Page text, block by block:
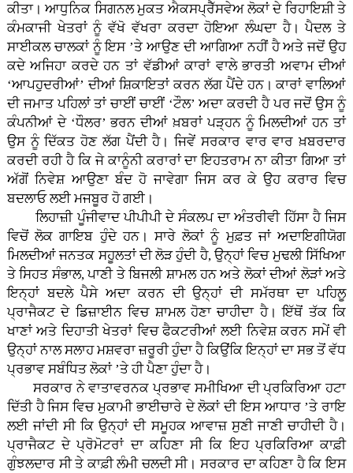
ਕੀਤਾ। ਆਧੁਨਿਕ ਸਿਗਨਲ ਮੁਕਤ ਐਕਸਪ੍ਰੈੱਸਵੇਅ ਲੋਕਾਂ ਦੇ ਰਿਹਾਇਸ਼ੀ ਤੇ
ਕੰਮਕਾਜੀ ਖੇਤਰਾਂ ਨੂੰ ਵੱਖੋ ਵੱਖਰਾ ਕਰਦਾ ਹੋਇਆ ਲੰਘਦਾ ਹੈ। ਪੈਦਲ ਤੇ
ਸਾਈਕਲ ਚਾਲਕਾਂ ਨੂੰ ਇਸ ’ਤੇ ਆਉਣ ਦੀ ਆਗਿਆ ਨਹੀਂ ਹੈ ਅਤੇ ਜਦੋਂ ਉਹ
ਕਦੇ ਅਜਿਹਾ ਕਰਦੇ ਹਨ ਤਾਂ ਵੱਡੀਆਂ ਕਾਰਾਂ ਵਾਲੇ ਭਾਰਤੀ ਅਵਾਮ ਦੀਆਂ
‘ਆਪਹੁਦਰੀਆਂ’ ਦੀਆਂ ਸ਼ਿਕਾਇਤਾਂ ਕਰਨ ਲੱਗ ਪੈਂਦੇ ਹਨ। ਕਾਰਾਂ ਵਾਲਿਆਂ
ਦੀ ਜਮਾਤ ਪਹਿਲਾਂ ਤਾਂ ਚਾਈਂ ਚਾਈਂ ‘ਟੌਲ’ ਅਦਾ ਕਰਦੀ ਹੈ ਪਰ ਜਦੋਂ ਉਸ ਨੂੰ
ਕੰਪਨੀਆਂ ਦੇ ‘ਧੌਲਰ’ ਭਰਨ ਦੀਆਂ ਖ਼ਬਰਾਂ ਪੜ੍ਹਨ ਨੂੰ ਮਿਲਦੀਆਂ ਹਨ ਤਾਂ
ਉਸ ਨੂੰ ਦਿੱਕਤ ਹੋਣ ਲੱਗ ਪੈਂਦੀ ਹੈ। ਜਿਵੇਂ ਸਰਕਾਰ ਵਾਰ ਵਾਰ ਖ਼ਬਰਦਾਰ
ਕਰਦੀ ਰਹੀ ਹੈ ਕਿ ਜੇ ਕਾਨੂੰਨੀ ਕਰਾਰਾਂ ਦਾ ਇਹਤਰਾਮ ਨਾ ਕੀਤਾ ਗਿਆ ਤਾਂ
ਅੱਗੋਂ ਨਿਵੇਸ਼ ਆਉਣਾ ਬੰਦ ਹੋ ਜਾਵੇਗਾ ਜਿਸ ਕਰ ਕੇ ਉਹ ਕਰਾਰ ਵਿਚ
ਬਦਲਾਓ ਲਈ ਮਜਬੂਰ ਹੋ ਗਈ।
ਲਿਹਾਜ਼ੀ ਪੂੰਜੀਵਾਦ ਪੀਪੀਪੀ ਦੇ ਸੰਕਲਪ ਦਾ ਅੰਤਰੀਵੀ ਹਿੱਸਾ ਹੈ ਜਿਸ
ਵਿਚੋਂ ਲੋਕ ਗਾਇਬ ਹੁੰਦੇ ਹਨ। ਸਾਰੇ ਲੋਕਾਂ ਨੂੰ ਮੁਫ਼ਤ ਜਾਂ ਅਦਾਇਗੀਯੋਗ
ਮਿਲਦੀਆਂ ਜਨਤਕ ਸਹੂਲਤਾਂ ਦੀ ਲੋੜ ਹੁੰਦੀ ਹੈ, ਉਨ੍ਹਾਂ ਵਿਚ ਮੁਢਲੀ ਸਿੱਖਿਆ
ਤੇ ਸਿਹਤ ਸੰਭਾਲ, ਪਾਣੀ ਤੇ ਬਿਜਲੀ ਸ਼ਾਮਲ ਹਨ ਅਤੇ ਲੋਕਾਂ ਦੀਆਂ ਲੋੜਾਂ ਅਤੇ
ਇਨ੍ਹਾਂ ਬਦਲੇ ਪੈਸੇ ਅਦਾ ਕਰਨ ਦੀ ਉਨ੍ਹਾਂ ਦੀ ਸਮੱਰਥਾ ਦਾ ਪਹਿਲੂ
ਪ੍ਰਾਜੈਕਟ ਦੇ ਡਿਜ਼ਾਈਨ ਵਿਚ ਸ਼ਾਮਲ ਹੋਣਾ ਚਾਹੀਦਾ ਹੈ। ਇੱਥੋਂ ਤੱਕ ਕਿ
ਖਾਣਾਂ ਅਤੇ ਦਿਹਾਤੀ ਖੇਤਰਾਂ ਵਿਚ ਫੈਕਟਰੀਆਂ ਲਈ ਨਿਵੇਸ਼ ਕਰਨ ਸਮੇਂ ਵੀ
ਉਨ੍ਹਾਂ ਨਾਲ ਸਲਾਹ ਮਸ਼ਵਰਾ ਜ਼ਰੂਰੀ ਹੁੰਦਾ ਹੈ ਕਿਉਂਕਿ ਇਨ੍ਹਾਂ ਦਾ ਸਭ ਤੋਂ ਵੱਧ
ਪ੍ਰਭਾਵ ਸਬੰਧਿਤ ਲੋਕਾਂ ’ਤੇ ਹੀ ਪੈਣਾ ਹੁੰਦਾ ਹੈ।
ਸਰਕਾਰ ਨੇ ਵਾਤਾਵਰਨਕ ਪ੍ਰਭਾਵ ਸਮੀਖਿਆ ਦੀ ਪ੍ਰਕਿਰਿਆ ਹਟਾ
ਦਿੱਤੀ ਹੈ ਜਿਸ ਵਿਚ ਮੁਕਾਮੀ ਭਾਈਚਾਰੇ ਦੇ ਲੋਕਾਂ ਦੀ ਇਸ ਆਧਾਰ ’ਤੇ ਰਾਇ
ਲਈ ਜਾਂਦੀ ਸੀ ਕਿ ਉਨ੍ਹਾਂ ਦੀ ਸਮੂਹਕ ਆਵਾਜ਼ ਸੁਣੀ ਜਾਣੀ ਚਾਹੀਦੀ ਹੈ।
ਪ੍ਰਾਜੈਕਟ ਦੇ ਪ੍ਰੋਮੋਟਰਾਂ ਦਾ ਕਹਿਣਾ ਸੀ ਕਿ ਇਹ ਪ੍ਰਕਿਰਿਆ ਕਾਫ਼ੀ
ਗੁੰਝਲਦਾਰ ਸੀ ਤੇ ਕਾਫ਼ੀ ਲੰਮੀ ਚਲਦੀ ਸੀ। ਸਰਕਾਰ ਦਾ ਕਹਿਣਾ ਹੈ ਕਿ ਇਸ